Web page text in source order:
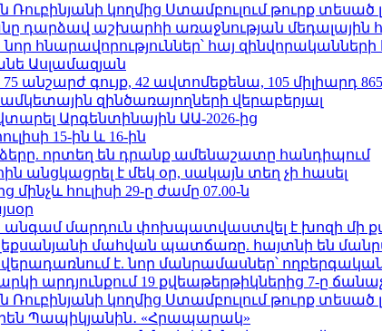
կողմից Ստամբուլում թուրք տեսած
աշխարհի առաջնության մեդալային
հնարավորություններ՝ հայ
Ասլամազյան
անշարժ գույք, 42 ավտոմեքենա, 105 միլիարդ
զինծառայողների վերաբերյալ
Արգենտինային ԱԱ-2026-ից
15-ին և 16-ին
որտեղ են դրանք ամենաշատը հանդիպում
անցկացրել է մեկ օր, սակայն տեղ չի հասել
մինչև հուլիսի 29-ը ժամը 07.00-ն
մարդուն փոխպատվաստվել է խոզի մի
մահվան պատճառը. հայտնի են
է. նոր մանրամասներ՝
արդյունքում 19 քվեաթերթիկներից 7-ը
կողմից Ստամբուլում թուրք տեսած
Պապիկյանին․ «Հրապարակ»